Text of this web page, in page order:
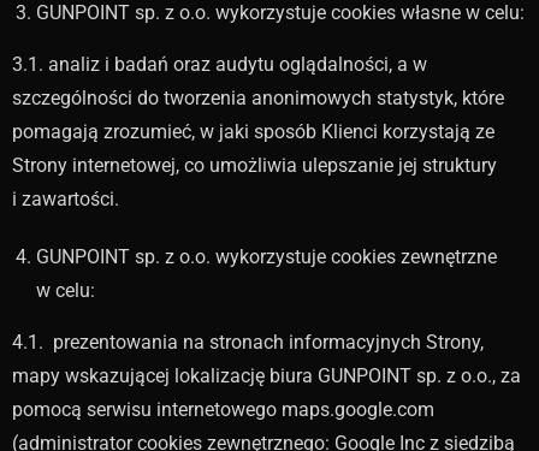
GUNPOINT sp. z o.o. wykorzystuje cookies własne w celu:
3.1. analiz i badań oraz audytu oglądalności, a w
szczególności do tworzenia anonimowych statystyk, które
pomagają zrozumieć, w jaki sposób Klienci korzystają ze
Strony internetowej, co umożliwia ulepszanie jej struktury
i zawartości.
GUNPOINT sp. z o.o. wykorzystuje cookies zewnętrzne
w celu:
4.1. prezentowania na stronach informacyjnych Strony,
mapy wskazującej lokalizację biura GUNPOINT sp. z o.o., za
pomocą serwisu internetowego maps.google.com
(administrator cookies zewnętrznego: Google Inc z siedzibą